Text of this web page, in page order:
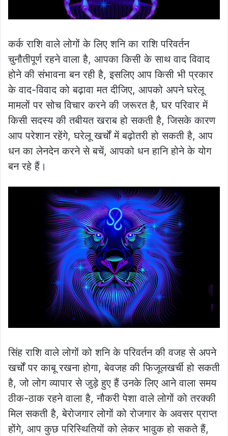
कर्क राशि वाले लोगों के लिए शनि का राशि परिवर्तन
चुनौतीपूर्ण रहने वाला है, आपका किसी के साथ वाद विवाद
होने की संभावना बन रही है, इसलिए आप किसी भी प्रकार
के वाद-विवाद को बढ़ावा मत दीजिए, आपको अपने घरेलू
मामलों पर सोच विचार करने की जरूरत है, घर परिवार में
किसी सदस्य की तबीयत खराब हो सकती है, जिसके कारण
आप परेशान रहेंगे, घरेलू खर्चों में बढ़ोतरी हो सकती है, आप
धन का लेनदेन करने से बचें, आपको धन हानि होने के योग
बन रहे हैं।
सिंह राशि वाले लोगों को शनि के परिवर्तन की वजह से अपने
खर्चों पर काबू रखना होगा, बेवजह की फिजूलखर्ची हो सकती
है, जो लोग व्यापार से जुड़े हुए हैं उनके लिए आने वाला समय
ठीक-ठाक रहने वाला है, नौकरी पेशा वाले लोगों को तरक्की
मिल सकती है, बेरोजगार लोगों को रोजगार के अवसर प्राप्त
होंगे, आप कुछ परिस्थितियों को लेकर भावुक हो सकते हैं,